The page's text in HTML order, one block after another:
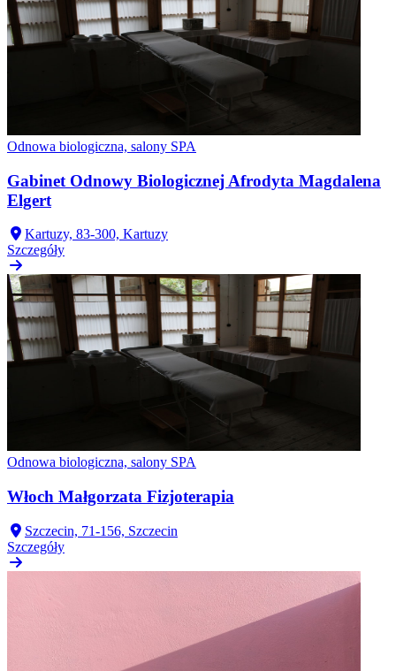
Odnowa biologiczna, salony SPA
Gabinet Odnowy Biologicznej Afrodyta Magdalena
Elgert
Kartuzy, 83-300, Kartuzy
Szczegóły
Odnowa biologiczna, salony SPA
Włoch Małgorzata Fizjoterapia
Szczecin, 71-156, Szczecin
Szczegóły